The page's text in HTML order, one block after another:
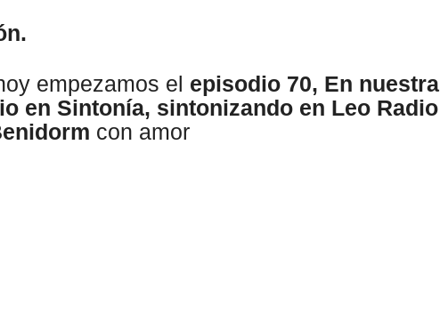
empezamos el episodio 70, En nuestra
en Sintonía, sintonizando en Leo Radio
con amor